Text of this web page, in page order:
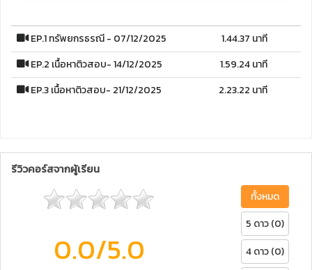
EP.1 ทรัพยกรธรณี - 07/12/2025
1.44.37 นาที
EP.2 เนื้อหาติวสอบ- 14/12/2025
1.59.24 นาที
EP.3 เนื้อหาติวสอบ- 21/12/2025
2.23.22 นาที
รีวิวคอร์สจากผู้เรียน
0.0/5.0
ทั้งหมด
5 ดาว (0)
4 ดาว (0)